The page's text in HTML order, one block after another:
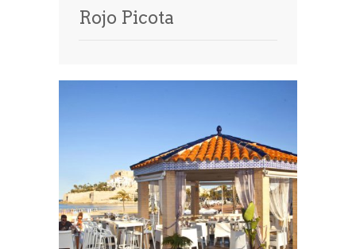
Rojo Picota